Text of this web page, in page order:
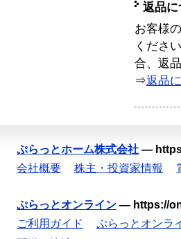
返品に
お客様
くださ
合、返
⇒返品
ぷらっとホーム株式会社 —
会社概要
株主・投資家情報
ぷらっとオンライン — https://
ご利用ガイド
ぷらっとオンラ